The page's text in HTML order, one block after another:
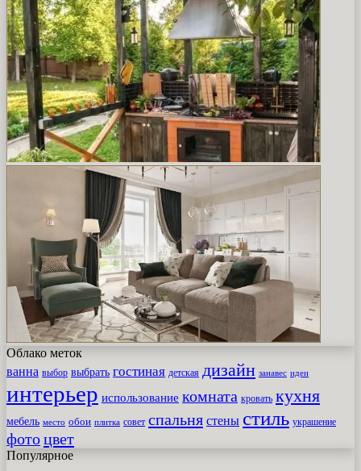
Облако меток
ванна выбор выбрать гостиная детская дизайн занавес идеи
интерьер использование комната кровать кухня
мебель место обои плитка совет спальня стены стиль украшение
фотоцвет
Популярное